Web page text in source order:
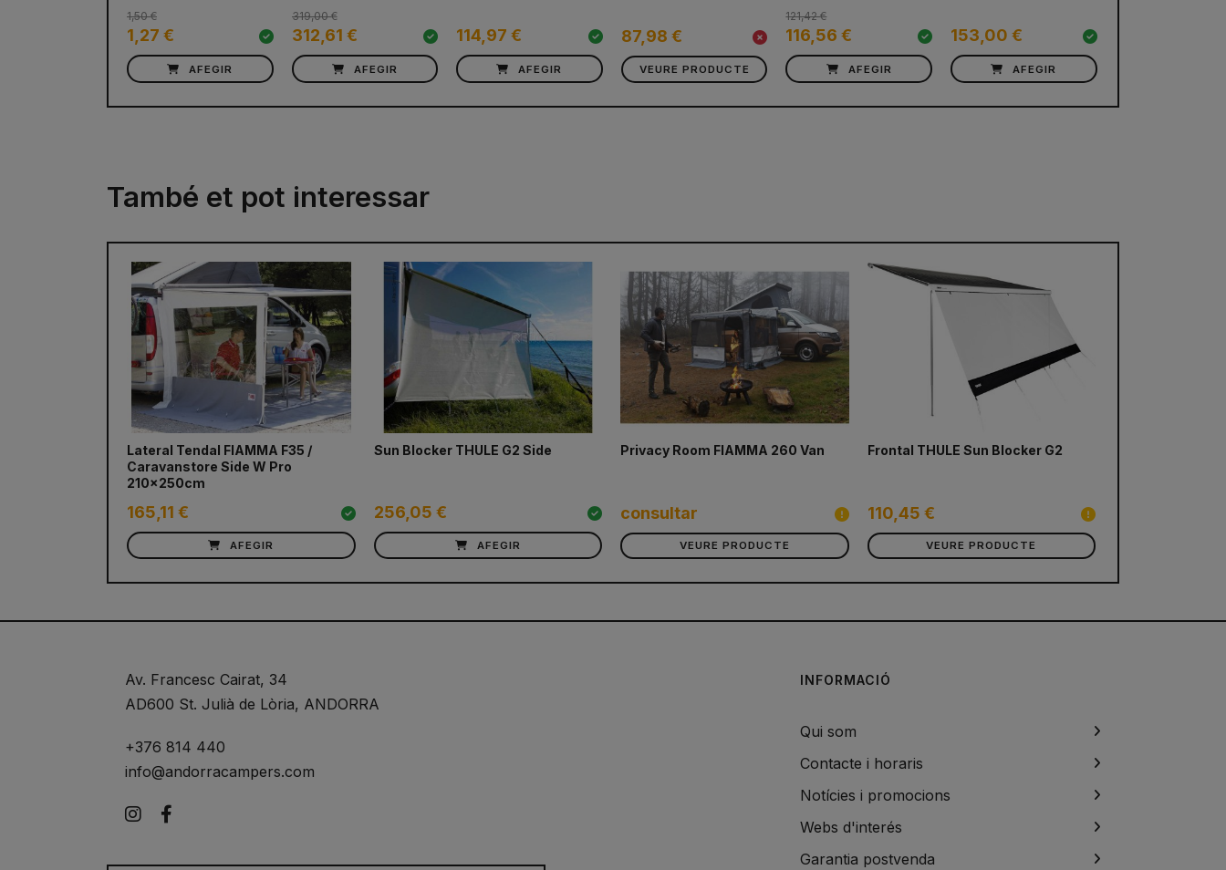
1,27 €
1,50 €
AFEGIR
312,61 €
319,00 €
AFEGIR
114,97 €
AFEGIR
87,98 €
VEURE PRODUCTE
116,56 €
121,42 €
AFEGIR
153,00 €
AFEGIR
També et pot interessar
Lateral Tendal FIAMMA F35 /
Caravanstore Side W Pro
210x250cm
165,11 €
AFEGIR
Sun Blocker THULE G2 Side
256,05 €
AFEGIR
Privacy Room FIAMMA 260 Van
consultar
VEURE PRODUCTE
Frontal THULE Sun Blocker G2
110,45 €
VEURE PRODUCTE
Av. Francesc Cairat, 34
AD600 St. Julià de Lòria, ANDORRA
+376 814 440
info@andorracampers.com
Instagram
INFORMACIÓ
Qui som
Contacte i horaris
Notícies i promocions
Webs d'interés
Garantia postvenda